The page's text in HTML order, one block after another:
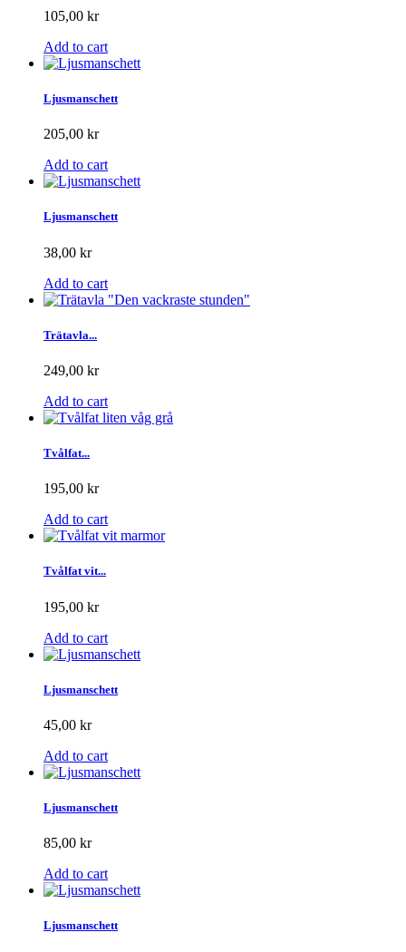
105,00 kr
Add to cart
Ljusmanschett
205,00 kr
Add to cart
Ljusmanschett
38,00 kr
Add to cart
Trätavla...
249,00 kr
Add to cart
Tvålfat...
195,00 kr
Add to cart
Tvålfat vit...
195,00 kr
Add to cart
Ljusmanschett
45,00 kr
Add to cart
Ljusmanschett
85,00 kr
Add to cart
Ljusmanschett